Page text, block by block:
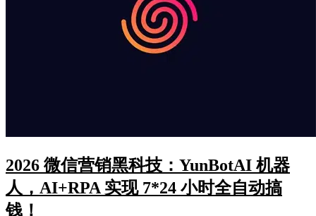
2026 微信营销黑科技：YunBotAI 机器
人，AI+RPA 实现 7*24 小时全自动搞
钱！